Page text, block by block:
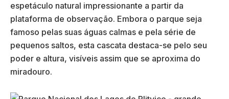
espetáculo natural impressionante a partir da
plataforma de observação. Embora o parque seja
famoso pelas suas águas calmas e pela série de
pequenos saltos, esta cascata destaca-se pelo seu
poder e altura, visíveis assim que se aproxima do
miradouro.